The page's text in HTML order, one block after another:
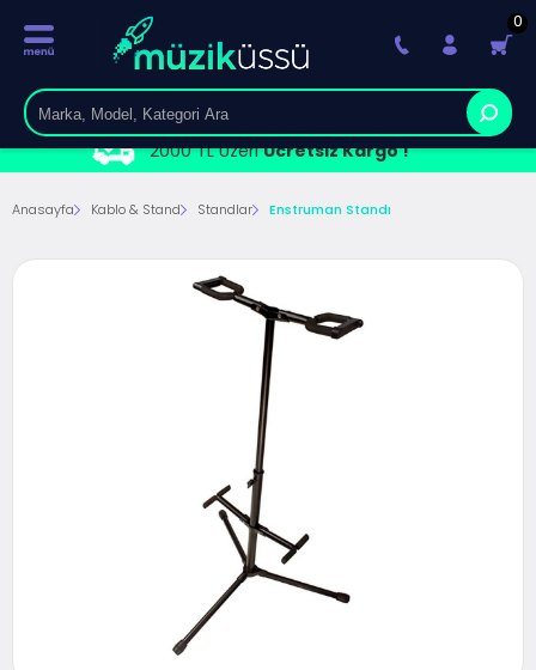
2000 TL ÜzeriÜcretsiz Kargo !
0
Anasayfa Kablo & Stand Standlar Enstruman Standı